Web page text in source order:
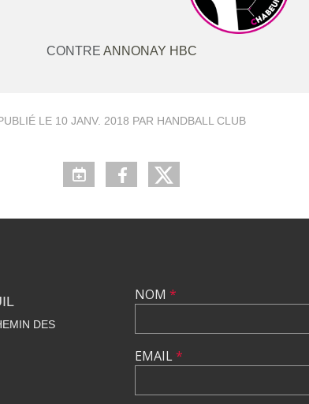
CONTRE ANNONAY HBC
LE 10 JANV. 2018 PAR HANDBALL CLUB
DES
NOM *
EMAIL*